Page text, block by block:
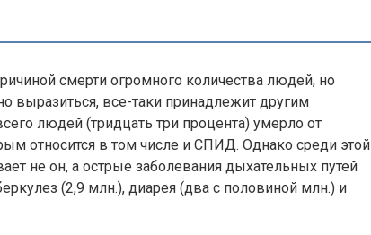
смерти огромного количества людей, но
выразиться, все-таки принадлежит другим
людей (тридцать три процента) умерло от
относится в том числе и СПИД. Однако среди этой
не он, а острые заболевания дыхательных путей
(2,9 млн.), диарея (два с половиной млн.) и